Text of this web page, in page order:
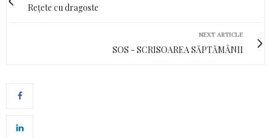
Rețete cu dragoste
NEXT ARTICLE
SOS - SCRISOAREA SĂPTĂMÂNII